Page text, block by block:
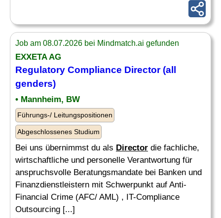
Job am 08.07.2026 bei Mindmatch.ai gefunden
EXXETA AG
Regulatory Compliance Director(all
genders)
• Mannheim, BW
Führungs-/ Leitungspositionen
Abgeschlossenes Studium
Bei uns übernimmst du als Director die fachliche,
wirtschaftliche und personelle Verantwortung für
anspruchsvolle Beratungsmandate bei Banken und
Finanzdienstleistern mit Schwerpunkt auf Anti-
Financial Crime (AFC/ AML) , IT-Compliance
Outsourcing [...]